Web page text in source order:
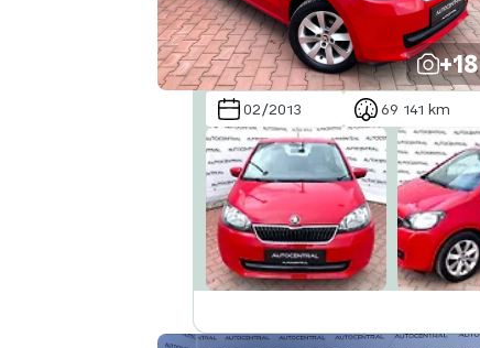
+18
02/2013 69 141 km